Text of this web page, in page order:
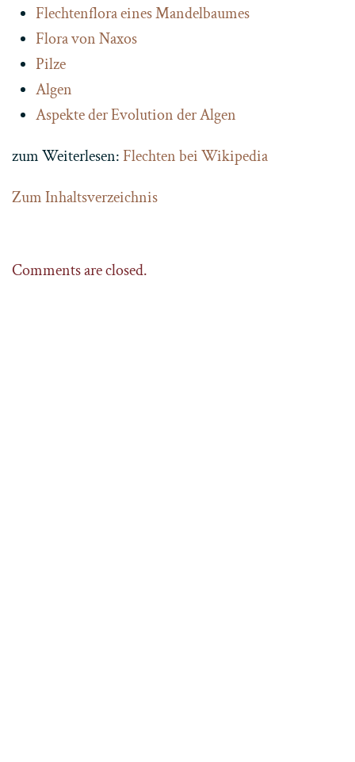
Flechtenflora eines Mandelbaumes
Flora von Naxos
Pilze
Algen
Aspekte der Evolution der Algen
zum Weiterlesen: Flechten bei Wikipedia
Zum Inhaltsverzeichnis
Comments are closed.